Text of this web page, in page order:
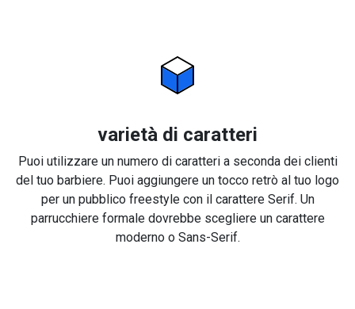
varietà di caratteri
Puoi utilizzare un numero di caratteri a seconda dei clienti
del tuo barbiere. Puoi aggiungere un tocco retrò al tuo logo
per un pubblico freestyle con il carattere Serif. Un
parrucchiere formale dovrebbe scegliere un carattere
moderno o Sans-Serif.